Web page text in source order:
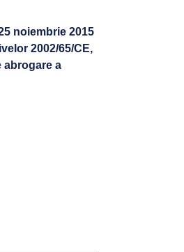
noiembrie 2015
2002/65/CE,
abrogare a